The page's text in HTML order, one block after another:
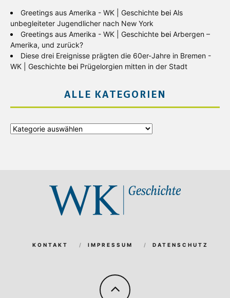
Greetings aus Amerika - WK | Geschichte bei Als
unbegleiteter Jugendlicher nach New York
Greetings aus Amerika - WK | Geschichte bei Arbergen –
Amerika, und zurück?
Diese drei Ereignisse prägten die 60er-Jahre in Bremen -
WK | Geschichte bei Prügelorgien mitten in der Stadt
ALLE KATEGORIEN
Alle
KONTAKT IMPRESSUM DATENSCHUTZ